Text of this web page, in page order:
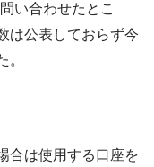
い合わせたとこ
は公表しておらず今
。
合は使用する口座を